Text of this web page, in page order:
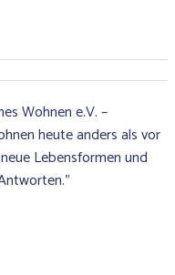
Wohnen e.V. –
heute anders als vor
Lebensformen und